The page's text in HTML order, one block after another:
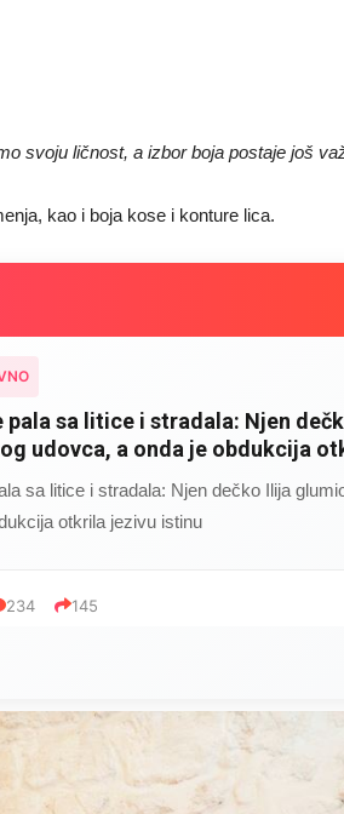
svoju ličnost, a izbor boja postaje još
kao i boja kose i konture lica.
pala sa litice i stradala: Njen
udovca, a onda je obdukcija
sa litice i stradala: Njen dečko Ilija
otkrila jezivu istinu
234 145